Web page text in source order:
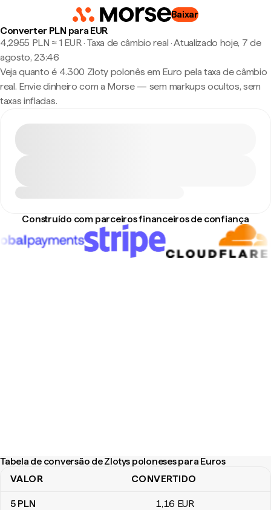
Baixar
Converter PLN para EUR
4,2955 PLN ≈ 1 EUR · Taxa de câmbio real ·Atualizado hoje, 7 de
agosto, 23:46
Veja quanto é 4.300 Zloty polonês em Euro pela taxa de câmbio
real. Envie dinheiro com a Morse — sem markups ocultos, sem
taxas infladas.
Construído com parceiros financeiros de confiança
Tabela de conversão de Zlotys poloneses para Euros
Tabela de conversão de Zlotys poloneses para Euros
VALOR CONVERTIDO
5 PLN 1,16 EUR